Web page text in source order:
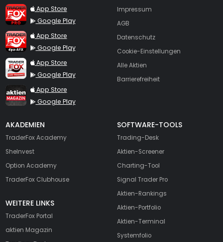
TraderFox Pro
App Store
Google Play
TraderFox dpa-AFX ProFeed
App Store
Google Play
TraderFox Live Trading
App Store
Google Play
TraderFox aktien Magazin
App Store
Google Play
Impressum
AGB
Datenschutz
Cookie-Einstellungen
Alle Aktien
Barrierefreiheit
AKADEMIEN
TraderFox Academy
SheInvest
Option Academy
TraderFox Clubhouse
WEITERE LINKS
TraderFox Portal
aktien Magazin
SOFTWARE-TOOLS
Trading-Desk
Aktien-Screener
Charting-Tool
Signal Trader Pro
Aktien-Rankings
Aktien-Portfolio
Aktien-Terminal
Systemfolio